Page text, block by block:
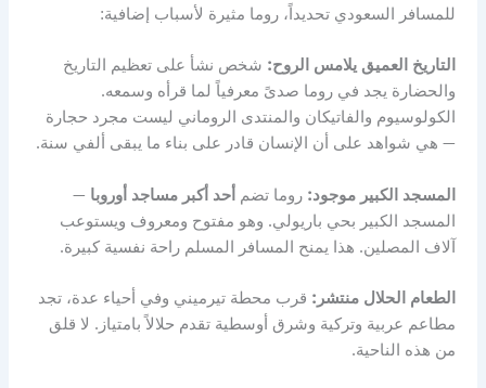
للمسافر السعودي تحديداً، روما مثيرة لأسباب إضافية:
التاريخ العميق يلامس الروح: شخص نشأ على تعظيم التاريخ
والحضارة يجد في روما صدىً معرفياً لما قرأه وسمعه.
الكولوسيوم والفاتيكان والمنتدى الروماني ليست مجرد حجارة
— هي شواهد على أن الإنسان قادر على بناء ما يبقى ألفي سنة.
المسجد الكبير موجود: روما تضم أحد أكبر مساجد أوروبا —
المسجد الكبير بحي باريولي. وهو مفتوح ومعروف ويستوعب
آلاف المصلين. هذا يمنح المسافر المسلم راحة نفسية كبيرة.
الطعام الحلال منتشر: قرب محطة تيرميني وفي أحياء عدة، تجد
مطاعم عربية وتركية وشرق أوسطية تقدم حلالاً بامتياز. لا قلق
من هذه الناحية.